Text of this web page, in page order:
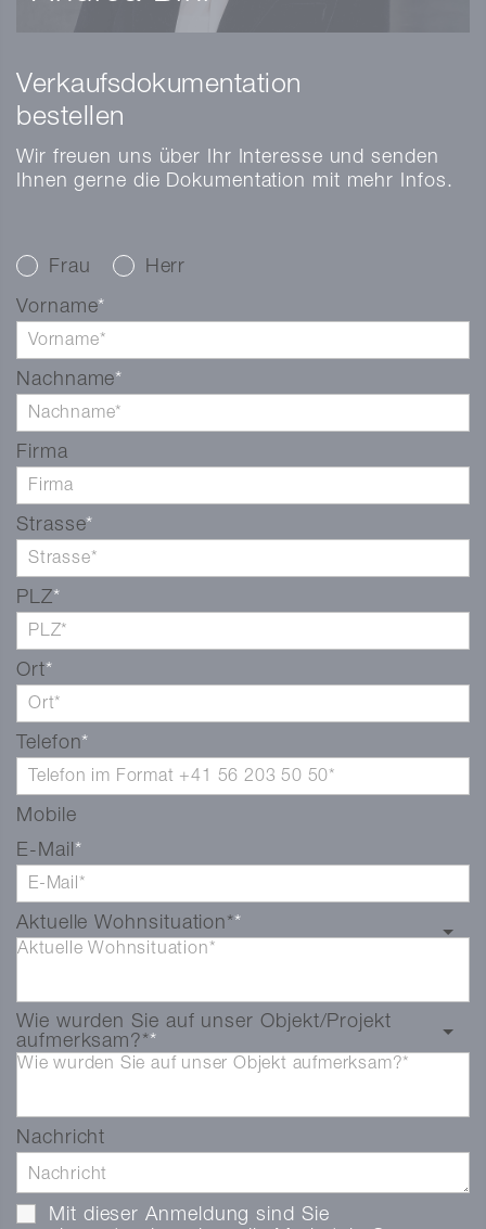
andrea.bihr@markstein.ch
+41 56 203 50 12
Verkaufsdokumentation
bestellen
Wir freuen uns über Ihr Interesse und senden
Ihnen gerne die Dokumentation mit mehr Infos.
Frau Herr
Vorname
Nachname
Firma
Strasse
PLZ
Ort
Telefon
Mobile
E-Mail
Aktuelle Wohnsituation*
Aktuelle Wohnsituation*
Wie wurden Sie auf unser Objekt/Projekt
aufmerksam?*
Wie wurden Sie auf unser Objekt aufmerksam?*
Nachricht
Mit dieser Anmeldung sind Sie